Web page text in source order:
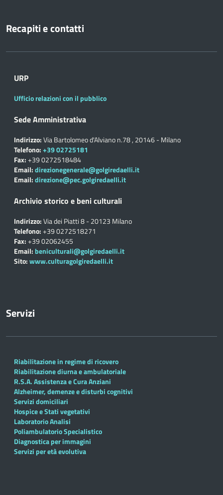
Recapiti e contatti
URP
Ufficio relazioni con il pubblico
Sede Amministrativa
Indirizzo:Via Bartolomeo d'Alviano n.78 , 20146 - Milano
Telefono:+39 02725181
Fax:+39 0272518484
Email:direzionegenerale@golgiredaelli.it
Email:direzione@pec.golgiredaelli.it
Archivio storico e beni culturali
Indirizzo:Via dei Piatti 8 - 20123 Milano
Telefono:+39 0272518271
Fax:+39 02062455
Email: beniculturali@golgiredaelli.it
Sito:www.culturagolgiredaelli.it
Servizi
Riabilitazione in regime di ricovero
Riabilitazione diurna e ambulatoriale
R.S.A. Assistenza e Cura Anziani
Alzheimer, demenze e disturbi cognitivi
Servizi domiciliari
Hospice e Stati vegetativi
Laboratorio Analisi
Poliambulatorio Specialistico
Diagnostica per immagini
Servizi per età evolutiva